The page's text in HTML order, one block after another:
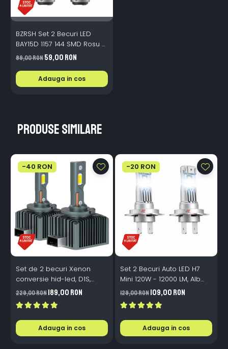
BZRSH Set 2 Becuri LED
BAY15D 1157 144 SMD Rosu 2
Faze Pozitie Frana 12V
89,00 RON59,00 RON
Adauga in cos
Produse similare
-40 RON
Set de 2 becuri Xenon
conversie hid-led, D1S,
120W, 12.000lm, Canbus,
Miez Cupru, Radiator
Aluminiu, Premium, Alb
Rece
229,00 RON189,00 RON
Adauga in cos
-20 RON
Set 2 Becuri Auto LED H7
Mini 120W - 12000 LM, Alb
Rece 6500K, Canbus
Integrat + Ventilator Răcire,
Plug & Play, 12-18V
129,00 RON109,00 RON
Adauga in cos